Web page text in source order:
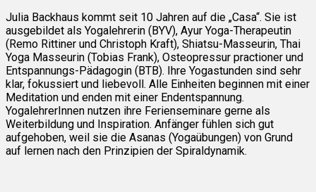
Julia Backhaus kommt seit 10 Jahren auf die „Casa“. Sie ist
ausgebildet als Yogalehrerin (BYV), Ayur Yoga-Therapeutin
(Remo Rittiner und Christoph Kraft), Shiatsu-Masseurin, Thai
Yoga Masseurin (Tobias Frank), Osteopressur practioner und
Entspannungs-Pädagogin (BTB). Ihre Yogastunden sind sehr
klar, fokussiert und liebevoll. Alle Einheiten beginnen mit einer
Meditation und enden mit einer Endentspannung.
YogalehrerInnen nutzen ihre Ferienseminare gerne als
Weiterbildung und Inspiration. Anfänger fühlen sich gut
aufgehoben, weil sie die Asanas (Yogaübungen) von Grund
auf lernen nach den Prinzipien der Spiraldynamik.